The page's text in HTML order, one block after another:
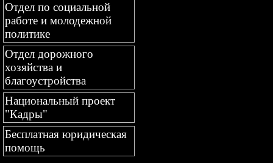
Отдел по социальной
работе и молодежной
политике
Отдел дорожного
хозяйства и
благоустройства
Национальный проект
"Кадры"
Бесплатная юридическая
помощь